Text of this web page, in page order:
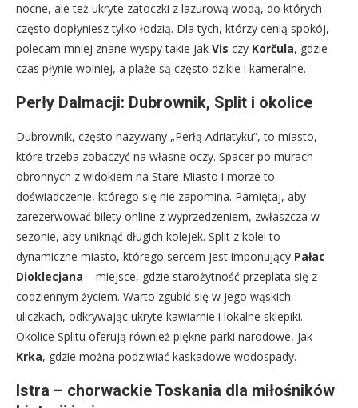
nocne, ale też ukryte zatoczki z lazurową wodą, do których
często dopłyniesz tylko łodzią. Dla tych, którzy cenią spokój,
polecam mniej znane wyspy takie jak Vis czy Korčula, gdzie
czas płynie wolniej, a plaże są często dzikie i kameralne.
Perły Dalmacji: Dubrownik, Split i okolice
Dubrownik, często nazywany „Perłą Adriatyku”, to miasto,
które trzeba zobaczyć na własne oczy. Spacer po murach
obronnych z widokiem na Stare Miasto i morze to
doświadczenie, którego się nie zapomina. Pamiętaj, aby
zarezerwować bilety online z wyprzedzeniem, zwłaszcza w
sezonie, aby uniknąć długich kolejek. Split z kolei to
dynamiczne miasto, którego sercem jest imponujący Pałac
Dioklecjana – miejsce, gdzie starożytność przeplata się z
codziennym życiem. Warto zgubić się w jego wąskich
uliczkach, odkrywając ukryte kawiarnie i lokalne sklepiki.
Okolice Splitu oferują również piękne parki narodowe, jak
Krka, gdzie można podziwiać kaskadowe wodospady.
Istra – chorwackie Toskania dla miłośników